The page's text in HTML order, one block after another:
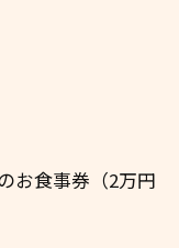
券（2万円